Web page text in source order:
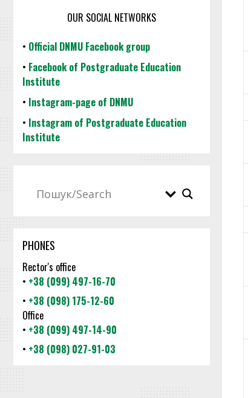
OUR SOCIAL NETWORKS
• Official DNMU Facebook group
• Facebook of Postgraduate Education
Institute
• Instagram-page of DNMU
• Instagram of Postgraduate Education
Institute
PHONES
Rector's office
• +38 (099) 497-16-70
• +38 (098) 175-12-60
Office
• +38 (099) 497-14-90
• +38 (098) 027-91-03